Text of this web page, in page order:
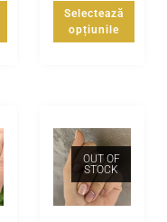
Selectează
opțiunile
OUT OF
STOCK